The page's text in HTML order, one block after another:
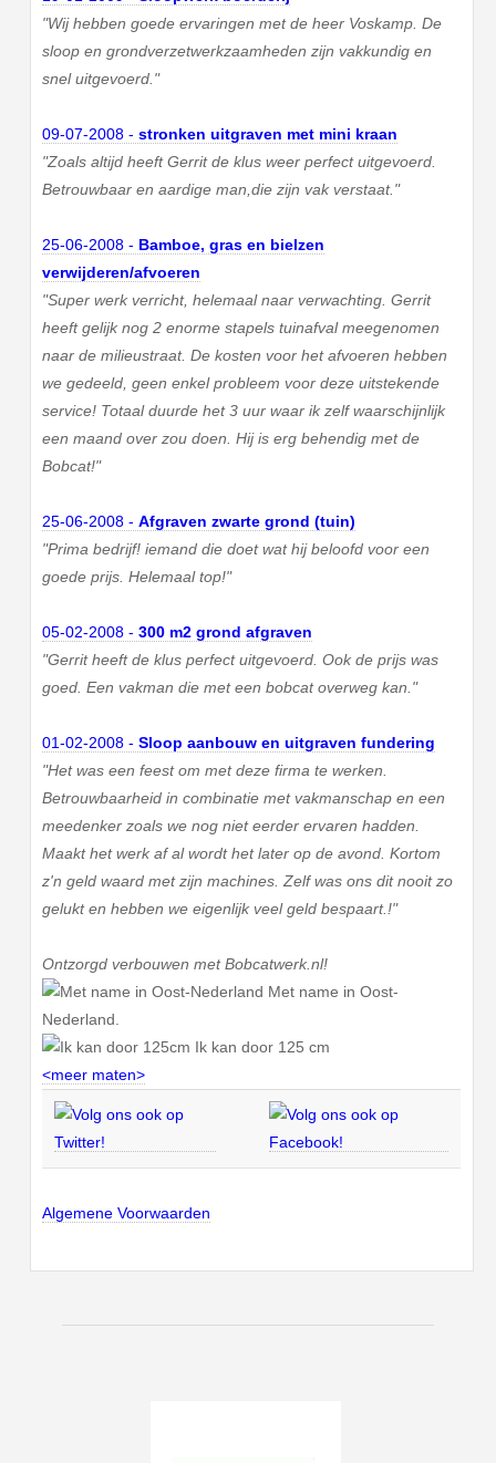
"Wij hebben goede ervaringen met de heer Voskamp. De
sloop en grondverzetwerkzaamheden zijn vakkundig en
snel uitgevoerd."
09-07-2008 -stronken uitgraven met mini kraan
"Zoals altijd heeft Gerrit de klus weer perfect uitgevoerd.
Betrouwbaar en aardige man,die zijn vak verstaat."
25-06-2008 - Bamboe, gras en bielzen
verwijderen/afvoeren
"Super werk verricht, helemaal naar verwachting. Gerrit
heeft gelijk nog 2 enorme stapels tuinafval meegenomen
naar de milieustraat. De kosten voor het afvoeren hebben
we gedeeld, geen enkel probleem voor deze uitstekende
service! Totaal duurde het 3 uur waar ik zelf waarschijnlijk
een maand over zou doen. Hij is erg behendig met de
Bobcat!"
25-06-2008 -Afgraven zwarte grond (tuin)
"Prima bedrijf! iemand die doet wat hij beloofd voor een
goede prijs. Helemaal top!"
05-02-2008 -300 m2 grond afgraven
"Gerrit heeft de klus perfect uitgevoerd. Ook de prijs was
goed. Een vakman die met een bobcat overweg kan."
01-02-2008 -Sloop aanbouw en uitgraven fundering
"Het was een feest om met deze firma te werken.
Betrouwbaarheid in combinatie met vakmanschap en een
meedenker zoals we nog niet eerder ervaren hadden.
Maakt het werk af al wordt het later op de avond. Kortom
z'n geld waard met zijn machines. Zelf was ons dit nooit zo
gelukt en hebben we eigenlijk veel geld bespaart.!"
Ontzorgd verbouwen met Bobcatwerk.nl!
Met name in Oost-
Nederland.
Ik kan door 125 cm
<meer maten>
Algemene Voorwaarden